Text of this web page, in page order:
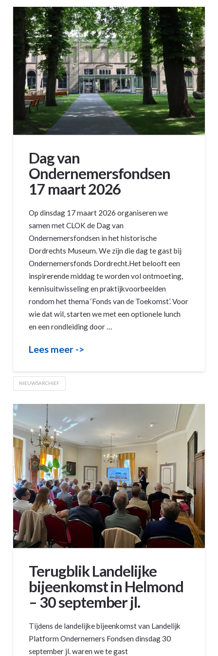
Dag van
Ondernemersfondsen
17 maart 2026
Op dinsdag 17 maart 2026 organiseren we
samen met CLOK de Dag van
Ondernemersfondsen in het historische
Dordrechts Museum. We zijn die dag te gast bij
Ondernemersfonds Dordrecht.Het belooft een
inspirerende middag te worden vol ontmoeting,
kennisuitwisseling en praktijkvoorbeelden
rondom het thema ‘Fonds van de Toekomst’. Voor
wie dat wil, starten we met een optionele lunch
en een rondleiding door …
Lees meer ->
NIEUWSARCHIEF
Terugblik Landelijke
bijeenkomst in Helmond
– 30 september jl.
Tijdens de landelijke bijeenkomst van Landelijk
Platform Ondernemers Fondsen dinsdag 30
september jl. waren we te gast